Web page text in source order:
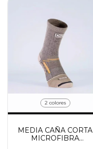
2 colores
MEDIA CAÑA CORTA
MICROFIBRA